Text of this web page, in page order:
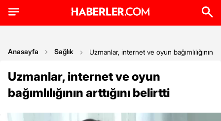
Anasayfa Sağlık Uzmanlar, internet ve oyun bağımlılığının
Uzmanlar, internet ve oyun
bağımlılığının arttığını belirtti